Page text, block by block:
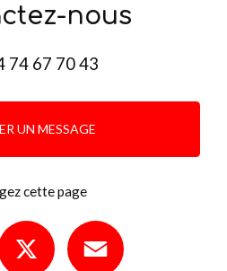
nous
74 67 70 43
UN MESSAGE
cette page